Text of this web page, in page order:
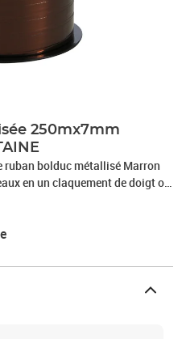
250mx7mm
ruban bolduc métallisé Marron
en un claquement de doigt ou
ballons.FACILE A UTILISER :
présent, utilisez des ciseaux
C'est bien assez pour
amis ou encore des
: Nos rubans bolducs sont